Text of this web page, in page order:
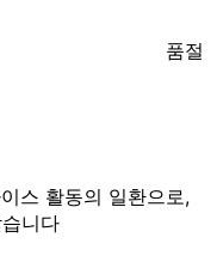
품절
스 활동의 일환으로,
니다